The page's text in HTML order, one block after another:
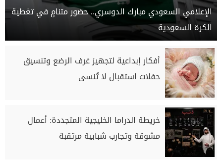
الإعلامي السعودي مبارك الدوسري.. حضور متنامٍ في تغطية
الكرة السعودية
أفكار إبداعية لتجهيز غرف الرضع وتنسيق
حفلات استقبال لا تُنسى
خريطة الدراما الخليجية المتجددة: أعمال
مشوقة وتجارب شبابية مرتقبة